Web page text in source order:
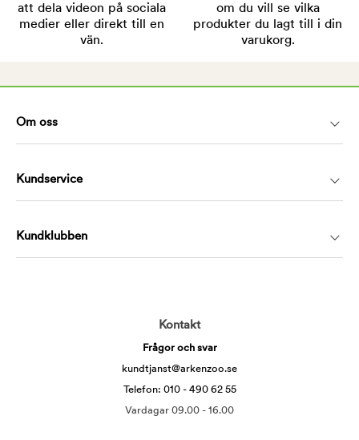
att dela videon på sociala
medier eller direkt till en
vän.
om du vill se vilka
produkter du lagt till i din
varukorg.
Om oss
Kundservice
Kundklubben
Kontakt
Frågor och svar
kundtjanst@arkenzoo.se
Telefon: 010 - 490 62 55
Vardagar 09.00 - 16.00